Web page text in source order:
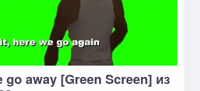
away [Green Screen] из